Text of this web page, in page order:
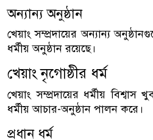
অন্যান্য অনুষ্ঠান
খেয়াং সম্প্রদায়ের অন্যান্য
ধর্মীয় অনুষ্ঠান রয়েছে।
খেয়াং নৃগোষ্ঠীর ধর্ম
খেয়াং সম্প্রদায়ের ধর্মীয় বিশ্বাস
ধর্মীয় আচার-অনুষ্ঠান পালন করে।
প্রধান ধর্ম